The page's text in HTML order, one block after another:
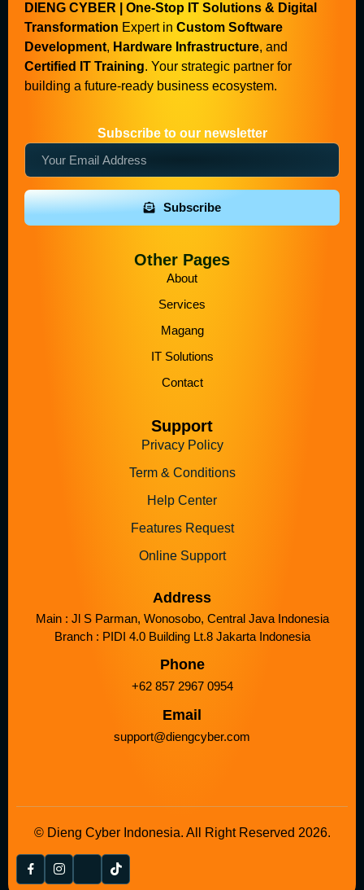
DIENG CYBER | One-Stop IT Solutions & Digital
Transformation Expert in Custom Software
Development, Hardware Infrastructure, and
Certified IT Training. Your strategic partner for
building a future-ready business ecosystem.
Subscribe to our newsletter
Subscribe
Other Pages
About
Services
Magang
IT Solutions
Contact
Support
Privacy Policy
Term & Conditions
Help Center
Features Request
Online Support
Address
Main : Jl S Parman, Wonosobo, Central Java Indonesia
Branch : PIDI 4.0 Building Lt.8 Jakarta Indonesia
Phone
+62 857 2967 0954
Email
support@diengcyber.com
© Dieng Cyber Indonesia. All Right Reserved 2026.